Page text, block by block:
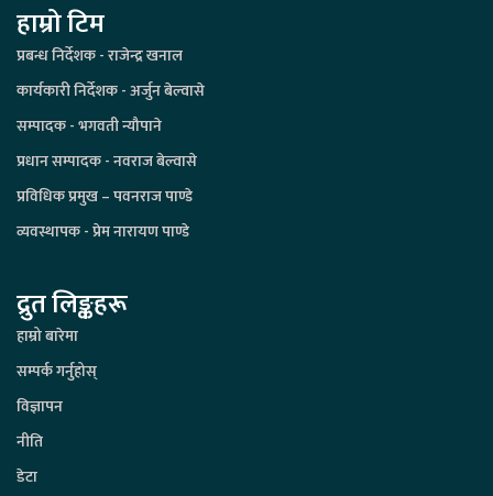
हाम्रो टिम
प्रबन्ध निर्देशक - राजेन्द्र खनाल
कार्यकारी निर्देशक - अर्जुन बेल्वासे
सम्पादक - भगवती न्यौपाने
प्रधान सम्पादक - नवराज बेल्वासे
प्रविधिक प्रमुख – पवनराज पाण्डे
व्यवस्थापक - प्रेम नारायण पाण्डे
द्रुत लिङ्कहरू
हाम्रो बारेमा
सम्पर्क गर्नुहोस्
विज्ञापन
नीति
डेटा